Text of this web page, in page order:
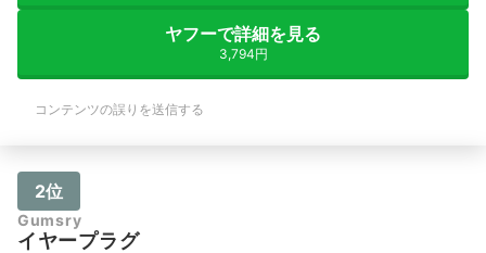
ヤフーで詳細を見る
3,794円
コンテンツの誤りを送信する
2位
Gumsry
イヤープラグ